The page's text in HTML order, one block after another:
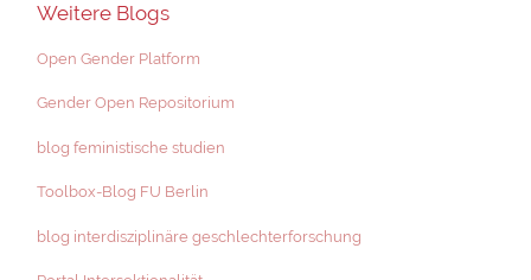
Weitere Blogs
Open Gender Platform
Gender Open Repositorium
blog feministische studien
Toolbox-Blog FU Berlin
blog interdisziplinäre geschlechterforschung